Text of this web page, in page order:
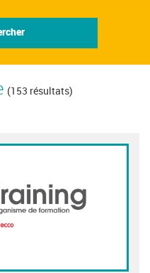
(153 résultats)